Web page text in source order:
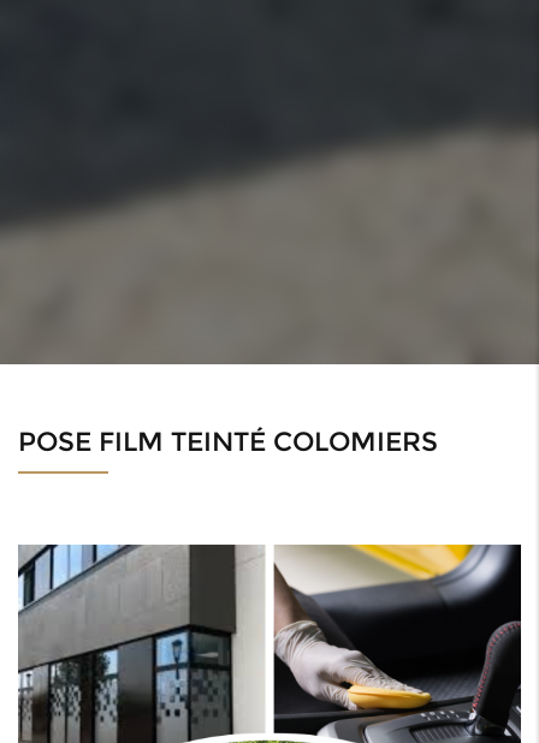
POSE FILM TEINTÉ COLOMIERS